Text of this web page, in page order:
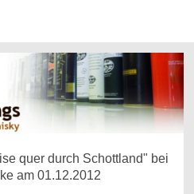
quer durch Schottland" bei
am 01.12.2012